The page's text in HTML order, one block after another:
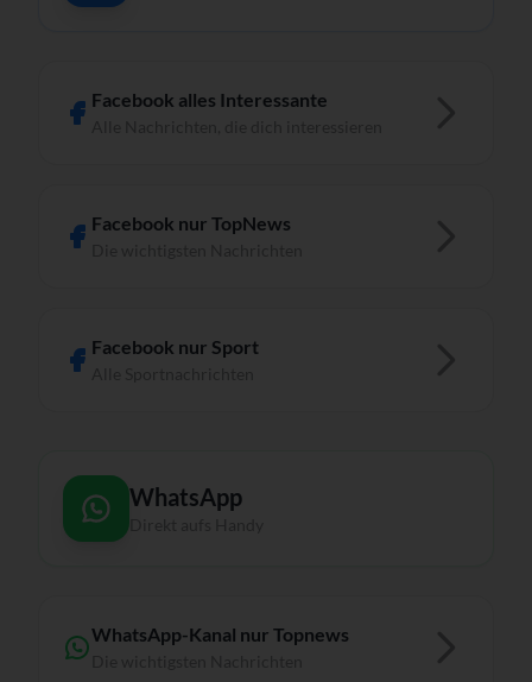
Facebook alles Interessante
Facebook nur TopNews
Facebook nur Sport
WhatsApp
WhatsApp-Kanal nur Topnews